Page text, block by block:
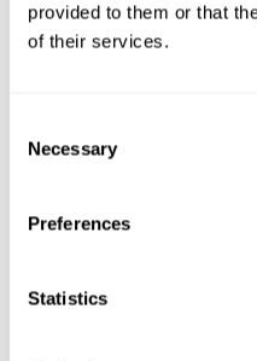
provided to them or that
of their services.
Selection
Necessary
Preferences
Statistics
of Zambia